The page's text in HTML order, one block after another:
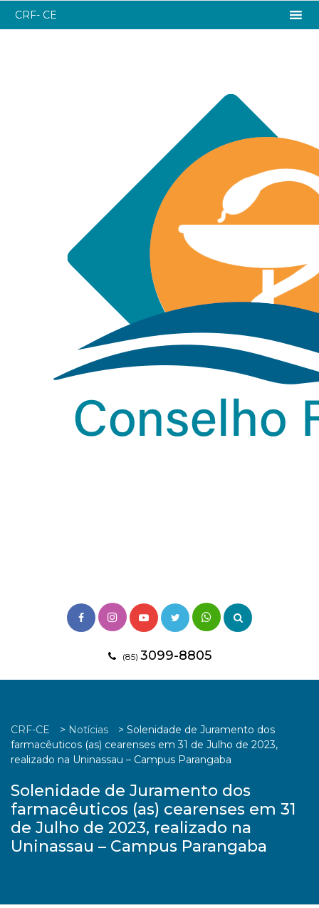
(85) 3099-8805
CRF- CE
CRF-CE > Notícias > Solenidade de Juramento dos
farmacêuticos (as) cearenses em 31 de Julho de 2023,
realizado na Uninassau – Campus Parangaba
Solenidade de Juramento dos
farmacêuticos (as) cearenses em 31
de Julho de 2023, realizado na
Uninassau – Campus Parangaba